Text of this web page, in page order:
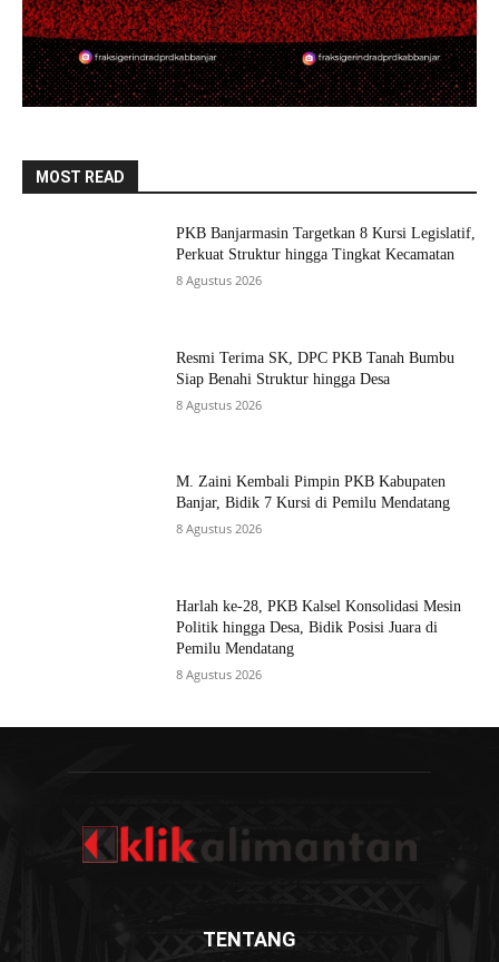
MOST READ
PKB Banjarmasin Targetkan 8 Kursi Legislatif,
Perkuat Struktur hingga Tingkat Kecamatan
8 Agustus 2026
Resmi Terima SK, DPC PKB Tanah Bumbu
Siap Benahi Struktur hingga Desa
8 Agustus 2026
M. Zaini Kembali Pimpin PKB Kabupaten
Banjar, Bidik 7 Kursi di Pemilu Mendatang
8 Agustus 2026
Harlah ke-28, PKB Kalsel Konsolidasi Mesin
Politik hingga Desa, Bidik Posisi Juara di
Pemilu Mendatang
8 Agustus 2026
TENTANG